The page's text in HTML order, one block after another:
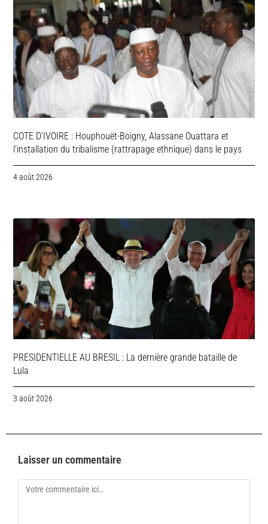
COTE D’IVOIRE : Houphouët-Boigny, Alassane Ouattara et
l’installation du tribalisme (rattrapage ethnique) dans le pays
4 août 2026
PRESIDENTIELLE AU BRESIL : La dernière grande bataille de
Lula
3 août 2026
Laisser un commentaire